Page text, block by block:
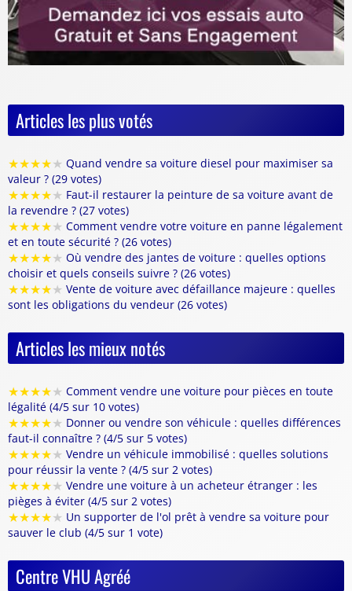
Articles les plus votés
★★★★★ Quand vendre sa voiture diesel pour maximiser sa
valeur ? (29 votes)
★★★★★ Faut-il restaurer la peinture de sa voiture avant de
la revendre ? (27 votes)
★★★★★ Comment vendre votre voiture en panne légalement
et en toute sécurité ? (26 votes)
★★★★★ Où vendre des jantes de voiture : quelles options
choisir et quels conseils suivre ? (26 votes)
★★★★★ Vente de voiture avec défaillance majeure : quelles
sont les obligations du vendeur (26 votes)
Articles les mieux notés
★★★★★ Comment vendre une voiture pour pièces en toute
légalité (4/5 sur 10 votes)
★★★★★ Donner ou vendre son véhicule : quelles différences
faut-il connaître ? (4/5 sur 5 votes)
★★★★★ Vendre un véhicule immobilisé : quelles solutions
pour réussir la vente ? (4/5 sur 2 votes)
★★★★★ Vendre une voiture à un acheteur étranger : les
pièges à éviter (4/5 sur 2 votes)
★★★★★ Un supporter de l'ol prêt à vendre sa voiture pour
sauver le club (4/5 sur 1 vote)
Centre VHU Agréé